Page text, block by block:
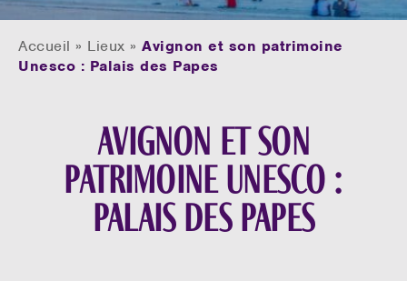
Accueil » Lieux »Avignon et son patrimoine
Unesco : Palais des Papes
Avignon et son
patrimoine Unesco :
Palais des Papes